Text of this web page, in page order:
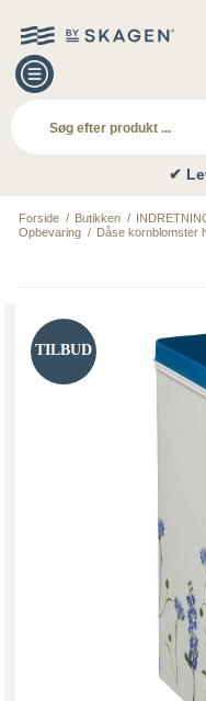
✔
Forside / Butikken /
Opbevaring / Dåse kornblomster
TILBUD